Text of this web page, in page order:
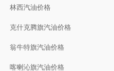
林西汽油价格
克什克腾旗汽油价格
翁牛特旗汽油价格
喀喇沁旗汽油价格